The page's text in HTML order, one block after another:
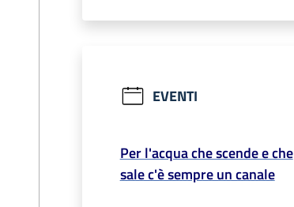
EVENTI
Per l'acqua che scende e che
sale c'è sempre un canale